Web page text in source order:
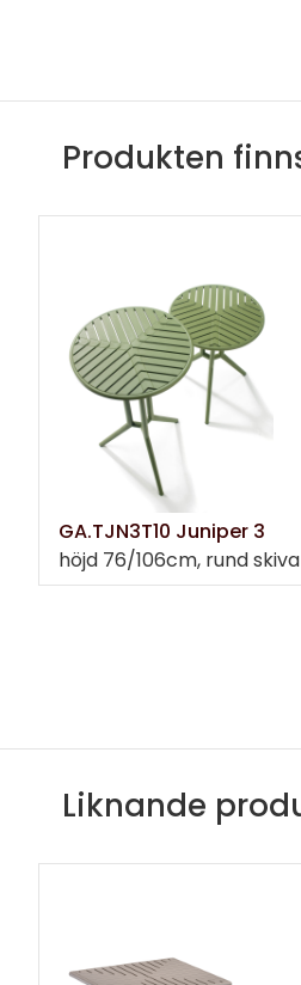
Produkten
GA.TJN3T10 Juniper 3
höjd 76/106cm, rund
Liknande